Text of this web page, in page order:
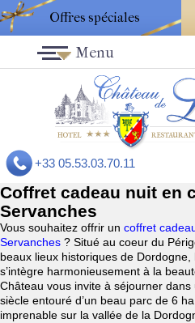
Offres spéciales
+33 05.53.03.70.11
Menu
Coffret cadeau nuit en
Servanches
Vous souhaitez offrir un coffret
Servanches ? Situé au coeur du
beaux lieux historiques de Dordogne,
s’intègre harmonieusement à la
Château vous invite à séjourner
siècle entouré d’un beau parc de 6
imprenable sur la vallée de la